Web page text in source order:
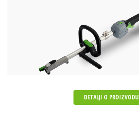
DETALJI O PROIZVODU